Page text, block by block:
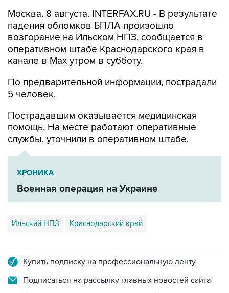
Москва. 8 августа. INTERFAX.RU - В результате
падения обломков БПЛА произошло
возгорание на Ильском НПЗ, сообщается в
оперативном штабе Краснодарского края в
канале в Max утром в субботу.
По предварительной информации, пострадали
5 человек.
Пострадавшим оказывается медицинская
помощь. На месте работают оперативные
службы, уточнили в оперативном штабе.
ХРОНИКА
Военная операция на Украине
Ильский НПЗ Краснодарский край
Купить подписку на профессиональную ленту
Подписаться на рассылку главных новостей сайта